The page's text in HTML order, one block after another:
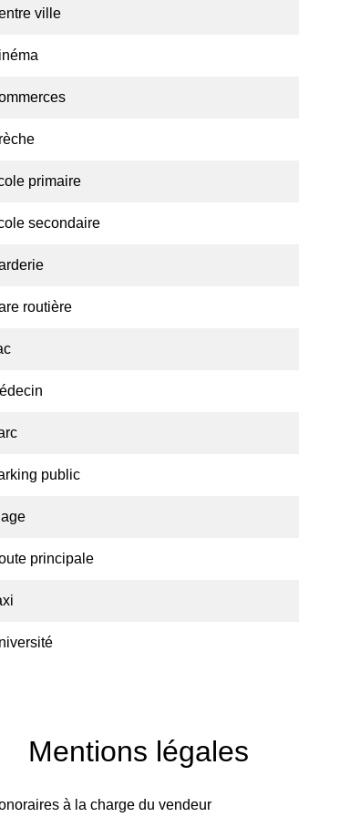
ville
primaire
secondaire
routière
public
principale
Mentions légales
à la charge du vendeur